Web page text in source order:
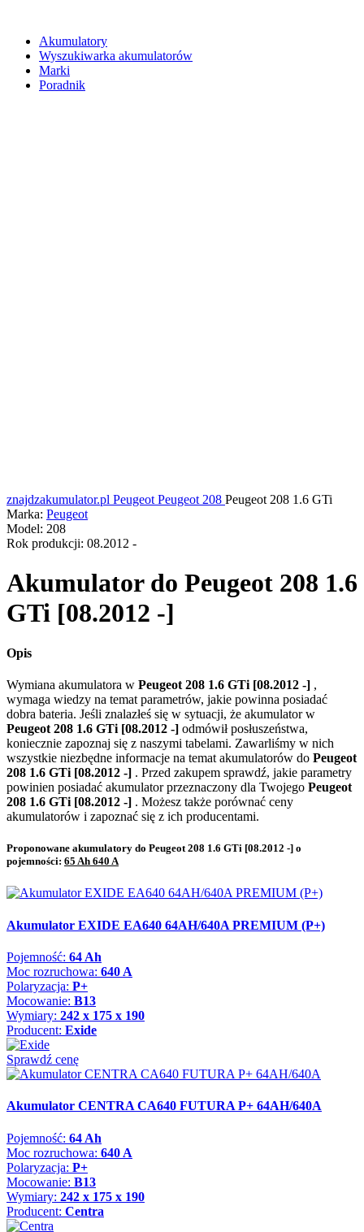
Akumulatory
Wyszukiwarka akumulatorów
Marki
Poradnik
znajdzakumulator.pl Peugeot Peugeot 208 Peugeot 208 1.6 GTi
Marka: Peugeot
Model: 208
Rok produkcji: 08.2012 -
Akumulator do Peugeot 208 1.6
GTi [08.2012 -]
Opis
Wymiana akumulatora w Peugeot 208 1.6 GTi [08.2012 -] ,
wymaga wiedzy na temat parametrów, jakie powinna posiadać
dobra bateria. Jeśli znalazłeś się w sytuacji, że akumulator w
Peugeot 208 1.6 GTi [08.2012 -] odmówił posłuszeństwa,
koniecznie zapoznaj się z naszymi tabelami. Zawarliśmy w nich
wszystkie niezbędne informacje na temat akumulatorów do Peugeot
208 1.6 GTi [08.2012 -] . Przed zakupem sprawdź, jakie parametry
powinien posiadać akumulator przeznaczony dla Twojego Peugeot
208 1.6 GTi [08.2012 -] . Możesz także porównać ceny
akumulatorów i zapoznać się z ich producentami.
Proponowane akumulatory do Peugeot 208 1.6 GTi [08.2012 -] o
pojemności: 65 Ah 640 A
Akumulator EXIDE EA640 64AH/640A PREMIUM (P+)
Pojemność: 64 Ah
Moc rozruchowa: 640 A
Polaryzacja: P+
Mocowanie: B13
Wymiary: 242 x 175 x 190
Producent: Exide
Sprawdź cenę
Akumulator CENTRA CA640 FUTURA P+ 64AH/640A
Pojemność: 64 Ah
Moc rozruchowa: 640 A
Polaryzacja: P+
Mocowanie: B13
Wymiary: 242 x 175 x 190
Producent: Centra